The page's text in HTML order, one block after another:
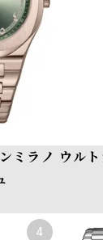
ミラノ ウルト